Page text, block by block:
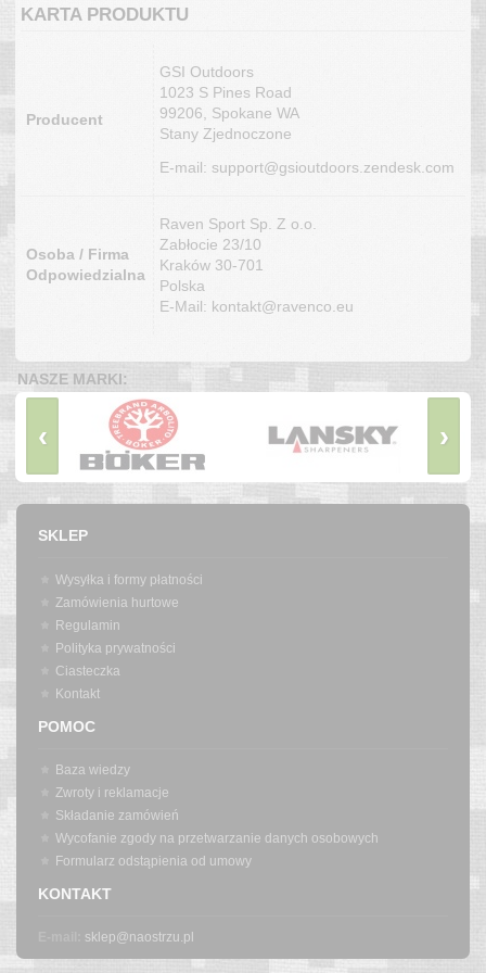
KARTA PRODUKTU
Producent
GSI Outdoors
1023 S Pines Road
99206, Spokane WA
Stany Zjednoczone
E-mail: support@gsioutdoors.zendesk.com
Osoba / Firma
Odpowiedzialna
Raven Sport Sp. Z o.o.
Zabłocie 23/10
Kraków 30-701
Polska
E-Mail: kontakt@ravenco.eu
NASZE MARKI:
‹ ›
SKLEP
Wysyłka i formy płatności
Zamówienia hurtowe
Regulamin
Polityka prywatności
Ciasteczka
Kontakt
POMOC
Baza wiedzy
Zwroty i reklamacje
Składanie zamówień
Wycofanie zgody na przetwarzanie danych osobowych
Formularz odstąpienia od umowy
KONTAKT
sklep@naostrzu.pl